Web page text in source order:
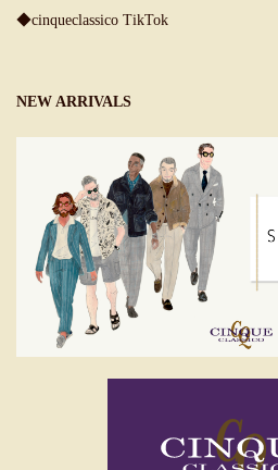
◆cinqueclassico TikTok
NEW ARRIVALS